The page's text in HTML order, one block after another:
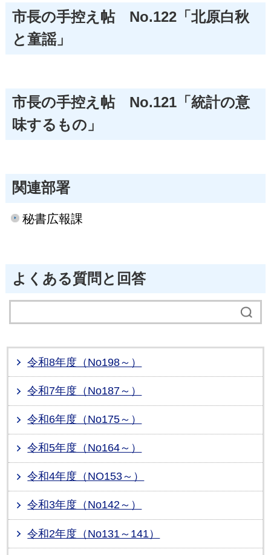
市長の手控え帖 No.122「北原白秋
と童謡」
市長の手控え帖 No.121「統計の意
味するもの」
関連部署
秘書広報課
よくある質問と回答
令和8年度（No198～）
令和7年度（No187～）
令和6年度（No175～）
令和5年度（No164～）
令和4年度（NO153～）
令和3年度（No142～）
令和2年度（No131～141）